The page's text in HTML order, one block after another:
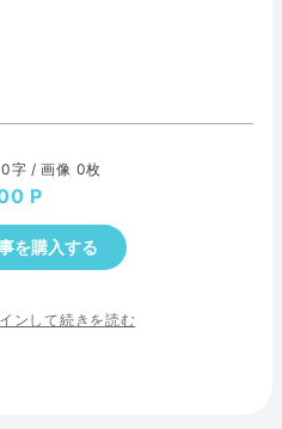
字 / 画像 0枚
を購入する
ンして続きを読む